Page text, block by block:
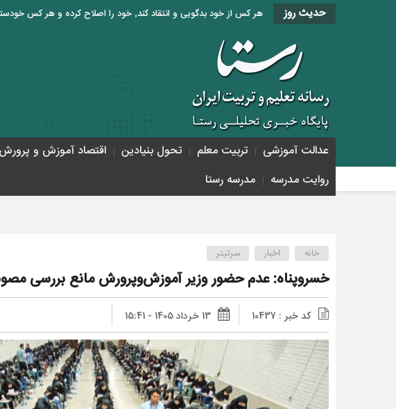
حدیث روز هر کس از خود بدگویی و انتقاد کند٬ خود را اصلاح کرده و هر کس خودستایی نماید٬ پس به تحقیق خویش را تباه نموده است. «امام علی (ع)»
عدالت آموزشی تربیت معلم تحول بنیادین اقتصاد آموزش و پرورش
روایت مدرسه
مدرسه رستا
خانه اخبار سرتیتر
خسروپناه: عدم حضور وزیر آموزش‌وپرورش مانع بررسی
کد خبر : 10437 13 خرداد 1405 - 15:41